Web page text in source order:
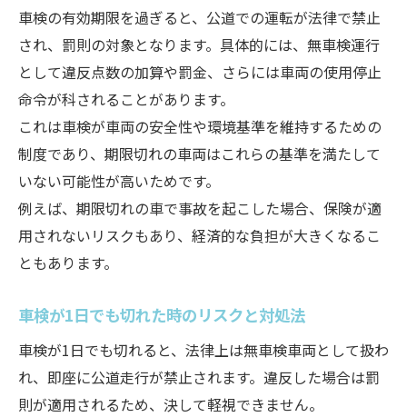
車検の有効期限を過ぎると、公道での運転が法律で禁止
され、罰則の対象となります。具体的には、無車検運行
として違反点数の加算や罰金、さらには車両の使用停止
命令が科されることがあります。
これは車検が車両の安全性や環境基準を維持するための
制度であり、期限切れの車両はこれらの基準を満たして
いない可能性が高いためです。
例えば、期限切れの車で事故を起こした場合、保険が適
用されないリスクもあり、経済的な負担が大きくなるこ
ともあります。
車検が1日でも切れた時のリスクと対処法
車検が1日でも切れると、法律上は無車検車両として扱わ
れ、即座に公道走行が禁止されます。違反した場合は罰
則が適用されるため、決して軽視できません。